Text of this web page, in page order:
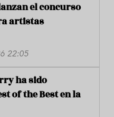
el concurso
artistas
22:05
ha sido
of the Best en la